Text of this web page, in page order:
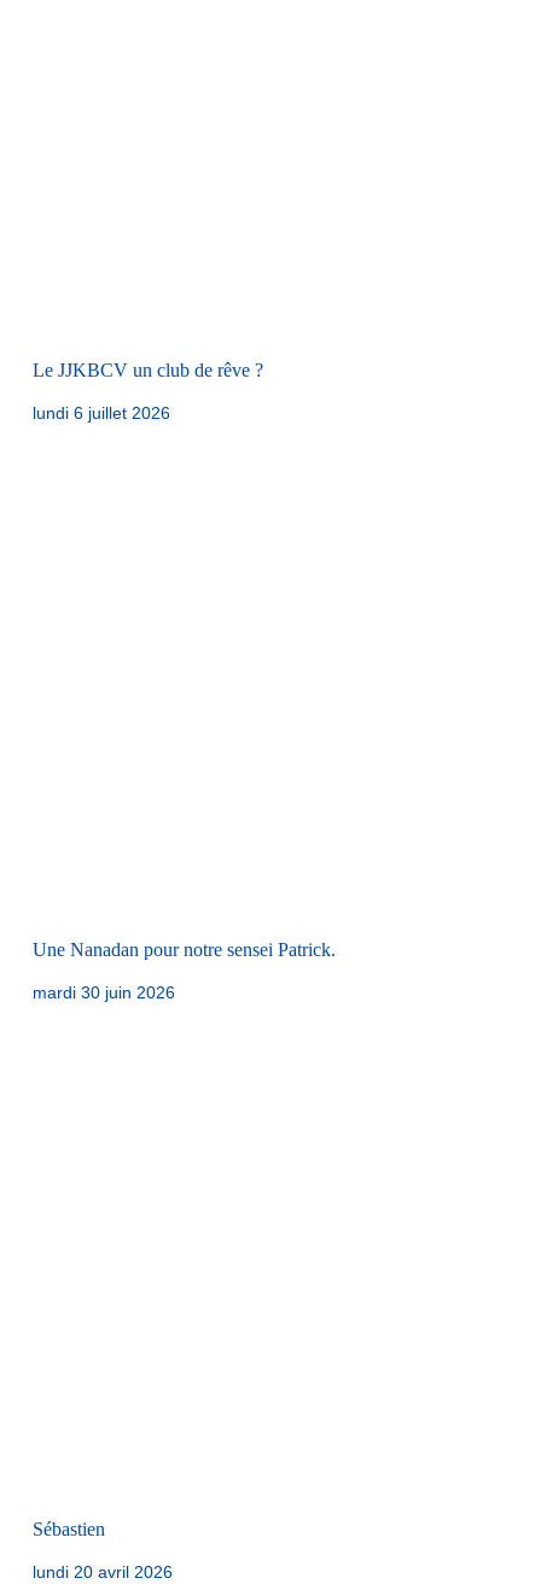
Le JJKBCV un club de rêve ?
lundi 6 juillet 2026
Une Nanadan pour notre sensei Patrick.
mardi 30 juin 2026
Sébastien
lundi 20 avril 2026